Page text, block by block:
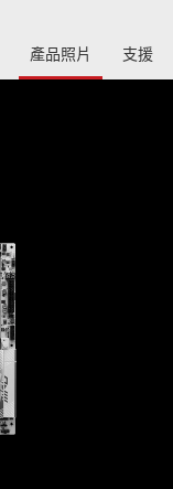
產品照片 支援